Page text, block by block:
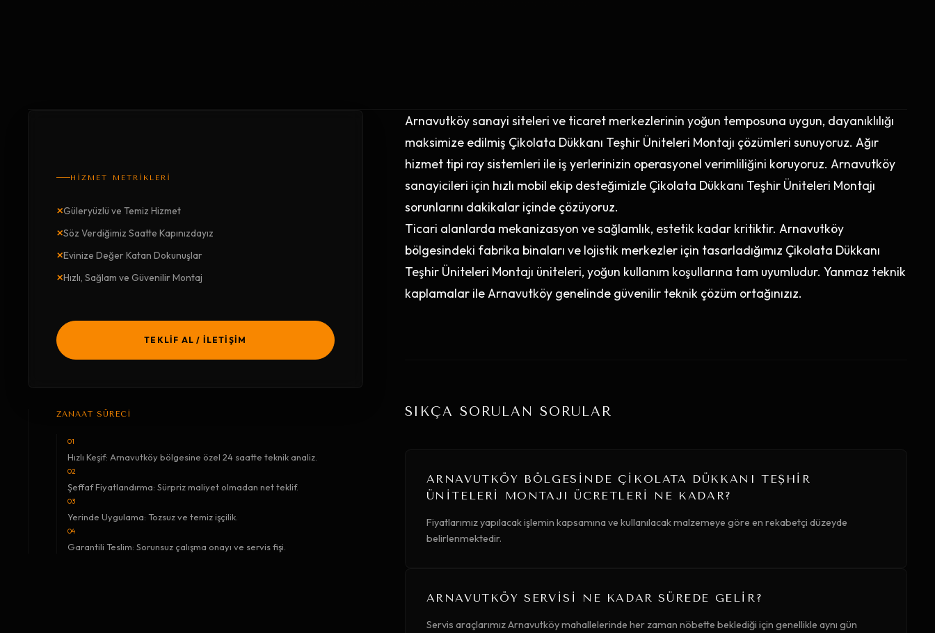
HİZMET METRİKLERİ
×Güleryüzlü ve Temiz Hizmet
×Söz Verdiğimiz Saatte Kapınızdayız
×Evinize Değer Katan Dokunuşlar
×Hızlı, Sağlam ve Güvenilir Montaj
TEKLİF AL / İLETİŞİM
ZANAAT SÜRECİ
01
Hızlı Keşif: Arnavutköy bölgesine özel 24 saatte teknik analiz.
02
Şeffaf Fiyatlandırma: Sürpriz maliyet olmadan net teklif.
03
Yerinde Uygulama: Tozsuz ve temiz işçilik.
04
Garantili Teslim: Sorunsuz çalışma onayı ve servis fişi.
Arnavutköy sanayi siteleri ve ticaret merkezlerinin yoğun temposuna uygun, dayanıklılığı
maksimize edilmiş Çikolata Dükkanı Teşhir Üniteleri Montajı çözümleri sunuyoruz. Ağır
hizmet tipi ray sistemleri ile iş yerlerinizin operasyonel verimliliğini koruyoruz. Arnavutköy
sanayicileri için hızlı mobil ekip desteğimizle Çikolata Dükkanı Teşhir Üniteleri Montajı
sorunlarını dakikalar içinde çözüyoruz.
Ticari alanlarda mekanizasyon ve sağlamlık, estetik kadar kritiktir. Arnavutköy
bölgesindeki fabrika binaları ve lojistik merkezler için tasarladığımız Çikolata Dükkanı
Teşhir Üniteleri Montajı üniteleri, yoğun kullanım koşullarına tam uyumludur. Yanmaz teknik
kaplamalar ile Arnavutköy genelinde güvenilir teknik çözüm ortağınızız.
SIKÇA SORULAN SORULAR
ARNAVUTKÖY BÖLGESINDE ÇIKOLATA DÜKKANI TEŞHIR
ÜNITELERI MONTAJI ÜCRETLERI NE KADAR?
Fiyatlarımız yapılacak işlemin kapsamına ve kullanılacak malzemeye göre en rekabetçi düzeyde
belirlenmektedir.
ARNAVUTKÖY SERVISI NE KADAR SÜREDE GELIR?
Servis araçlarımız Arnavutköy mahallelerinde her zaman nöbette beklediği için genellikle aynı gün